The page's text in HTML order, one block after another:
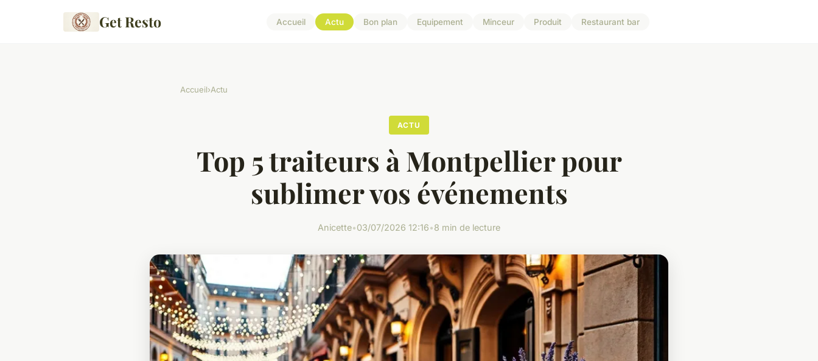
Get Resto Accueil Actu Bon plan Equipement Minceur Produit Restaurant bar
Accueil›Actu
ACTU
Top 5 traiteurs à Montpellier pour
sublimer vos événements
Anicette•03/07/2026 12:16•8 min de lecture